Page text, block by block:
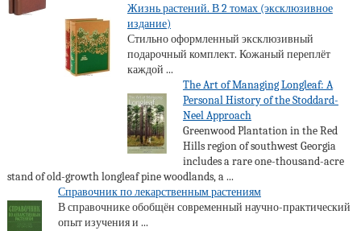
Жизнь растений. В 2 томах (эксклюзивное
издание)
Стильно оформленный эксклюзивный
подарочный комплект. Кожаный переплёт
каждой ...
The Art of Managing Longleaf: A
Personal History of the Stoddard-
Neel Approach
Greenwood Plantation in the Red
Hills region of southwest Georgia
includes a rare one-thousand-acre
stand of old-growth longleaf pine woodlands, a ...
Справочник по лекарственным растениям
В справочнике обобщён современный научно-практический
опыт изучения и ...